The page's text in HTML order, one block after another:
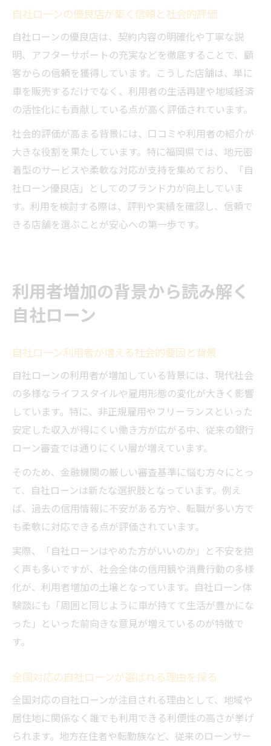
自社ローンの優良店が築く信頼と社会的評価
自社ローンの優良店は、契約内容の明確化や丁寧な説
明、アフターサポートの充実などを徹底することで、顧
客からの信頼を獲得しています。こうした店舗は、単に
車を販売するだけでなく、利用者の生活再建や地域経済
の活性化にも貢献している点が高く評価されています。
社会的評価が高まる背景には、口コミや利用者の紹介が
大きな役割を果たしています。特に福岡県では、地元密
着型のサービスや柔軟な対応が支持を集めており、「自
社ローン優良店」としてのブランド力が向上していま
す。利用を検討する際は、評判や実績を確認し、信頼で
きる店舗を選ぶことが安心への第一歩です。
利用者増加の背景から読み解く
自社ローン
自社ローン利用者が増える社会的要因と背景
自社ローンの利用者が増加している背景には、現代社会
の多様なライフスタイルや雇用形態の変化が大きく影響
しています。特に、非正規雇用やフリーランスといった
安定した収入が得にくい働き方が広がる中、従来の銀行
ローン審査では通りにくい層が増えています。
そのため、金融機関の厳しい審査基準に悩む方々にとっ
て、自社ローンは新たな選択肢となっています。例え
ば、過去の信用情報に不安がある方や、転職が多い方で
も柔軟に対応できる点が評価されています。
実際、「自社ローンはやめた方がいいのか」と不安を抱
く声も多いですが、社会全体の信用観や消費行動の多様
化が、利用者増加の土壌となっています。自社ローン体
験談にも「周囲と同じように車が持てて生活が豊かにな
った」といった前向きな意見が増えているのが特徴で
す。
全国対応の自社ローンが選ばれる理由を探る
全国対応の自社ローンが注目される理由として、地域や
居住地に関係なく誰でも利用できる利便性の高さが挙げ
られます。地方在住者や転勤族など、従来のローンサー